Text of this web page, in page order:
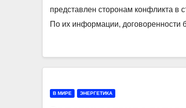
представлен сторонам конфликта в
По их информации, договоренности
В МИРЕ ЭНЕРГЕТИКА